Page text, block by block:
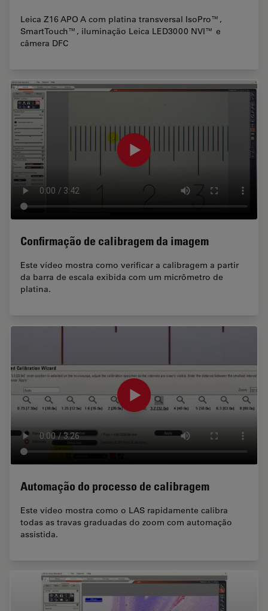
Leica Z16 APO A com platina transversal IsoPro™,
SmartTouch™, iluminação Leica LED3000 NVI™ e
câmera DFC
Confirmação de calibragem da imagem
Este vídeo mostra como verificar a calibragem a partir
da barra de escala exibida com um micrômetro de
platina.
Automação do processo de calibragem
Este vídeo mostra como o LAS rapidamente calibra
todas as travas graduadas do zoom com automação
assistida.